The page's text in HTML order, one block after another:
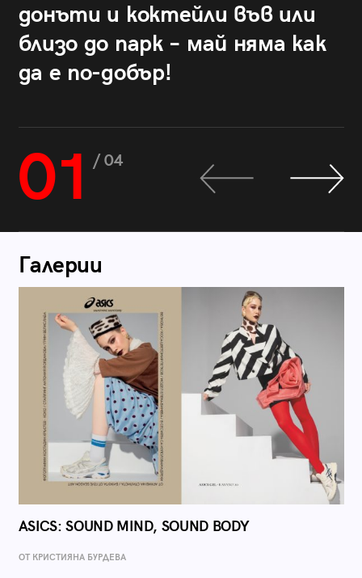
донъти и коктейли във или
близо до парк – май няма как
да е по-добър!
01 / 04
Галерии
ASICS: SOUND MIND, SOUND BODY
ОТ КРИСТИЯНА БУРДЕВА